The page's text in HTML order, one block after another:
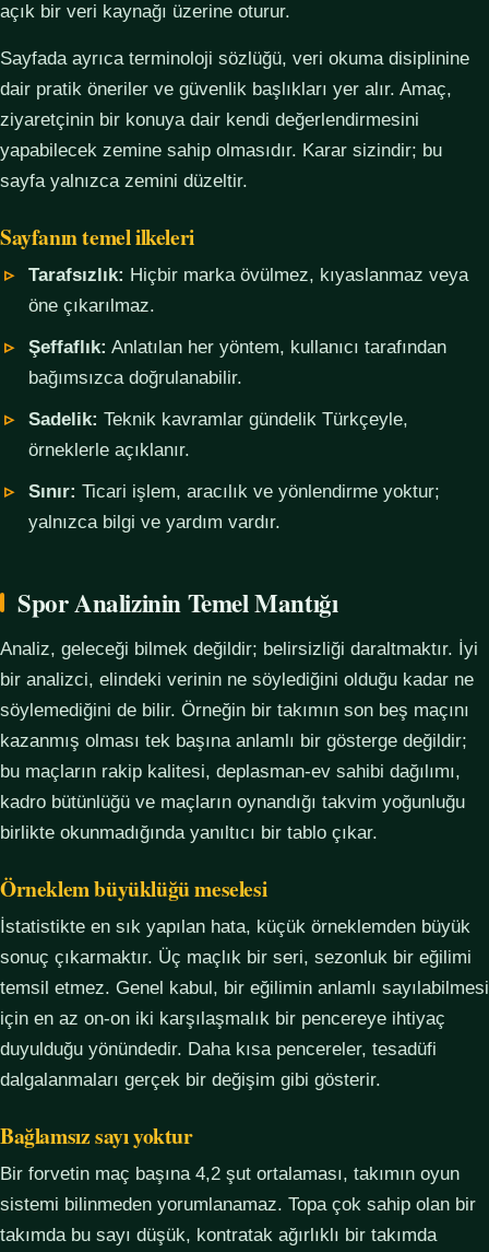
açık bir veri kaynağı üzerine oturur.
Sayfada ayrıca terminoloji sözlüğü, veri okuma disiplinine
dair pratik öneriler ve güvenlik başlıkları yer alır. Amaç,
ziyaretçinin bir konuya dair kendi değerlendirmesini
yapabilecek zemine sahip olmasıdır. Karar sizindir; bu
sayfa yalnızca zemini düzeltir.
Sayfanın temel ilkeleri
Tarafsızlık: Hiçbir marka övülmez, kıyaslanmaz veya
öne çıkarılmaz.
Şeffaflık: Anlatılan her yöntem, kullanıcı tarafından
bağımsızca doğrulanabilir.
Sadelik: Teknik kavramlar gündelik Türkçeyle,
örneklerle açıklanır.
Sınır: Ticari işlem, aracılık ve yönlendirme yoktur;
yalnızca bilgi ve yardım vardır.
Spor Analizinin Temel Mantığı
Analiz, geleceği bilmek değildir; belirsizliği daraltmaktır. İyi
bir analizci, elindeki verinin ne söylediğini olduğu kadar ne
söylemediğini de bilir. Örneğin bir takımın son beş maçını
kazanmış olması tek başına anlamlı bir gösterge değildir;
bu maçların rakip kalitesi, deplasman-ev sahibi dağılımı,
kadro bütünlüğü ve maçların oynandığı takvim yoğunluğu
birlikte okunmadığında yanıltıcı bir tablo çıkar.
Örneklem büyüklüğü meselesi
İstatistikte en sık yapılan hata, küçük örneklemden büyük
sonuç çıkarmaktır. Üç maçlık bir seri, sezonluk bir eğilimi
temsil etmez. Genel kabul, bir eğilimin anlamlı sayılabilmesi
için en az on-on iki karşılaşmalık bir pencereye ihtiyaç
duyulduğu yönündedir. Daha kısa pencereler, tesadüfi
dalgalanmaları gerçek bir değişim gibi gösterir.
Bağlamsız sayı yoktur
Bir forvetin maç başına 4,2 şut ortalaması, takımın oyun
sistemi bilinmeden yorumlanamaz. Topa çok sahip olan bir
takımda bu sayı düşük, kontratak ağırlıklı bir takımda